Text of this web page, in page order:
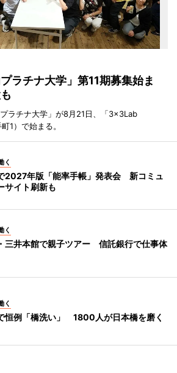
ラチナ大学」第11期募集始ま
ラチナ大学」が8月21日、「3×3Lab
1）で始まる。
く
2027年版「能率手帳」発表会 新コミュ
サイト刷新も
く
三井本館で親子ツアー 信託銀行で仕事体
く
恒例「橋洗い」 1800人が日本橋を磨く